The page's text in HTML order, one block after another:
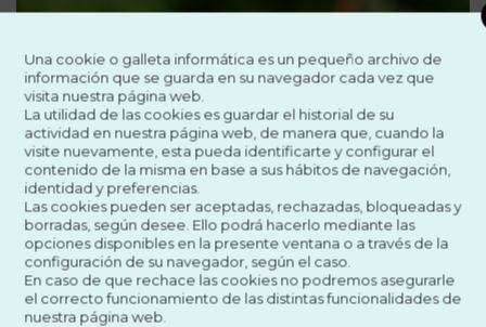
CURIOSIDADES 666
¿Cuáles son las frutas con
hueso más sabrosas?
Una cookie o galleta informática es un pequeño archivo de
información que se guarda en su navegador cada vez que
visita nuestra página web.
La utilidad de las cookies es guardar el historial de su
actividad en nuestra página web, de manera que, cuando la
visite nuevamente, esta pueda identificarte y configurar el
contenido de la misma en base a sus hábitos de navegación,
identidad y preferencias.
Las cookies pueden ser aceptadas, rechazadas, bloqueadas y
borradas, según desee. Ello podrá hacerlo mediante las
opciones disponibles en la presente ventana o a través de la
configuración de su navegador, según el caso.
En caso de que rechace las cookies no podremos asegurarle
el correcto funcionamiento de las distintas funcionalidades de
nuestra página web.